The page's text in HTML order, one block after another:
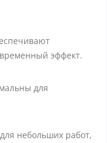
эффект.
для
небольших работ,